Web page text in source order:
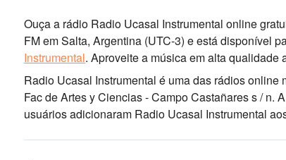
Ouça a rádio Radio Ucasal Instrumental online
FMem Salta, Argentina (UTC-3) e está disponível
Instrumental. Aproveite a músicaem alta qualidade
Radio Ucasal Instrumental é uma das rádios online
Fac de Artes y Ciencias - Campo Castañares s / n.
usuários adicionaram Radio Ucasal Instrumental